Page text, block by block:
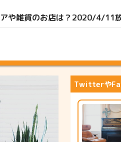
アや雑貨のお店は？2020/4/11
Twitterや